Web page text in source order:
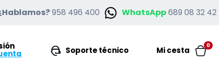
958 496 400 WhatsApp689 08 32 42
Soporte técnico
0
Mi cesta